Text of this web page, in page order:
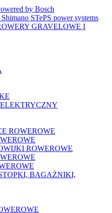
by Bosch
STePS power systems
GRAVELOWE I
ROWEROWE
ROWEROWE
BAGAŻNIKI,